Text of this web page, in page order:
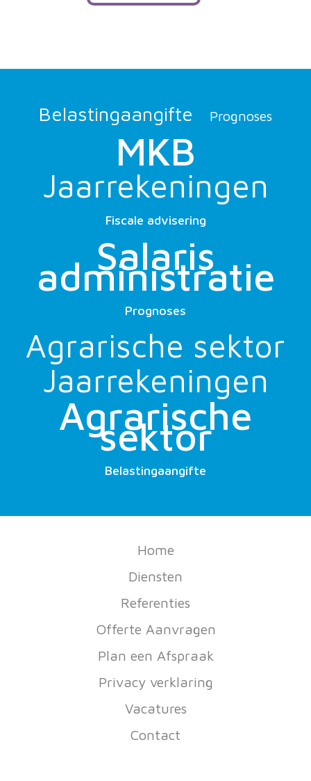
Belastingaangifte Prognoses
MKB
Jaarrekeningen
Fiscale advisering
Salaris
administratie
Prognoses
Agrarische sektor
Jaarrekeningen
Agrarische
sektor
Belastingaangifte
Home
Diensten
Referenties
Offerte Aanvragen
Plan een Afspraak
Privacy verklaring
Vacatures
Contact